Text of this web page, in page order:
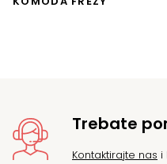
Trebate
Kontaktirajte nas i